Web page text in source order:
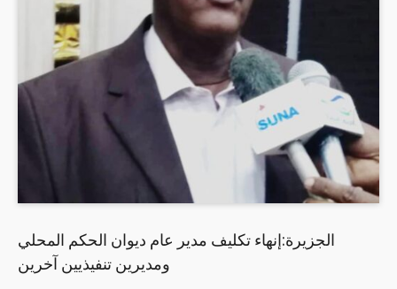
الجزيرة:إنهاء تكليف مدير عام ديوان الحكم المحلي
ومديرين تنفيذيين آخرين